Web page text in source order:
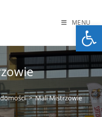
MENU
> Mali Mistrzowie